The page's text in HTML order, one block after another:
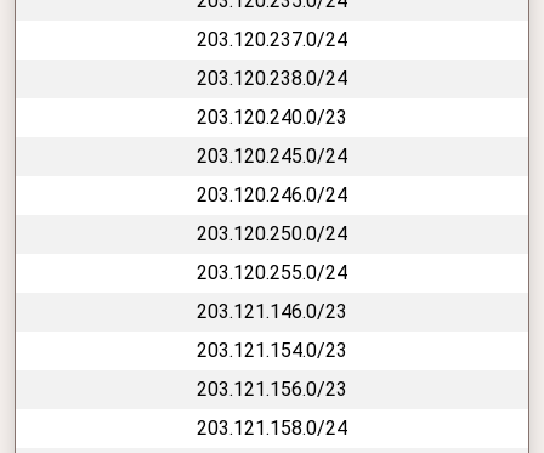
203.120.237.0/24
203.120.238.0/24
203.120.240.0/23
203.120.245.0/24
203.120.246.0/24
203.120.250.0/24
203.120.255.0/24
203.121.146.0/23
203.121.154.0/23
203.121.156.0/23
203.121.158.0/24